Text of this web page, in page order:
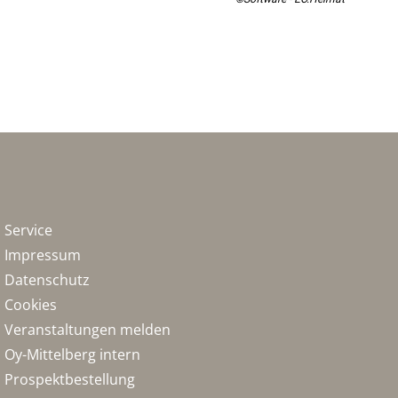
Service
Impressum
Datenschutz
Cookies
Veranstaltungen melden
Oy-Mittelberg intern
Prospektbestellung